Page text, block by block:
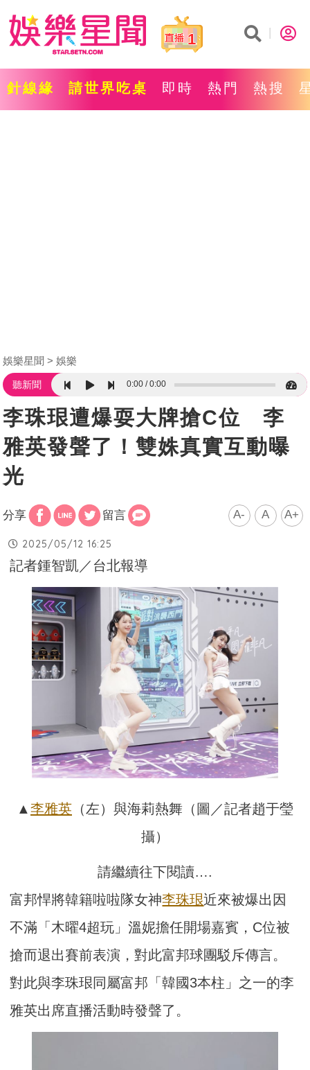
1
針線緣 請世界吃桌 即時 熱門 熱搜
娛樂星聞 娛樂
聽新聞 0:00 0:00
李珠珢遭爆耍大牌搶C位 李
雅英發聲了！雙姝真實互動曝
光
分享 留言 A- A A+
2025/05/12 16:25
記者鍾智凱／台北報導
▲ 李雅英 （左）與海莉熱舞（圖／記者趙于瑩
攝）
請繼續往下閱讀….
富邦悍將韓籍啦啦隊女神李珠珢近來被爆出因
不滿「木曜4超玩」溫妮擔任開場嘉賓，C位被
搶而退出賽前表演，對此富邦球團駁斥傳言。
對此與李珠珢同屬富邦「韓國3本柱」之一的李
雅英出席直播活動時發聲了。